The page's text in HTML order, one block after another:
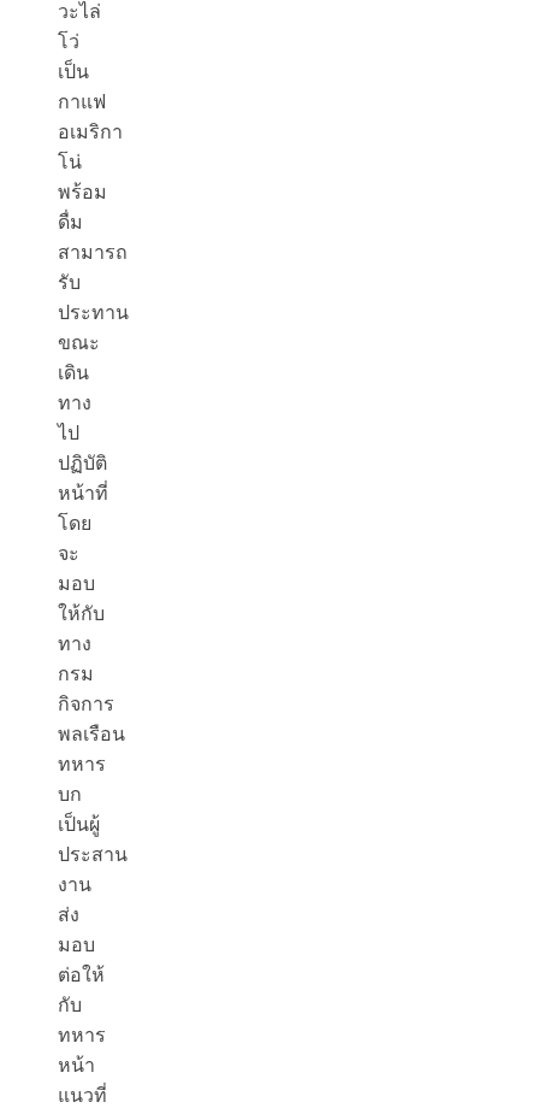
วะไล่
โว่
เป็น
กาแฟ
อเมริกา
โน่
พร้อม
ดื่ม
สามารถ
รับ
ประทาน
ขณะ
เดิน
ทาง
ไป
ปฏิบัติ
หน้าที่
โดย
จะ
มอบ
ให้กับ
ทาง
กรม
กิจการ
พลเรือน
ทหาร
บก
เป็นผู้
ประสาน
งาน
ส่ง
มอบ
ต่อให้
กับ
ทหาร
หน้า
แนวที่